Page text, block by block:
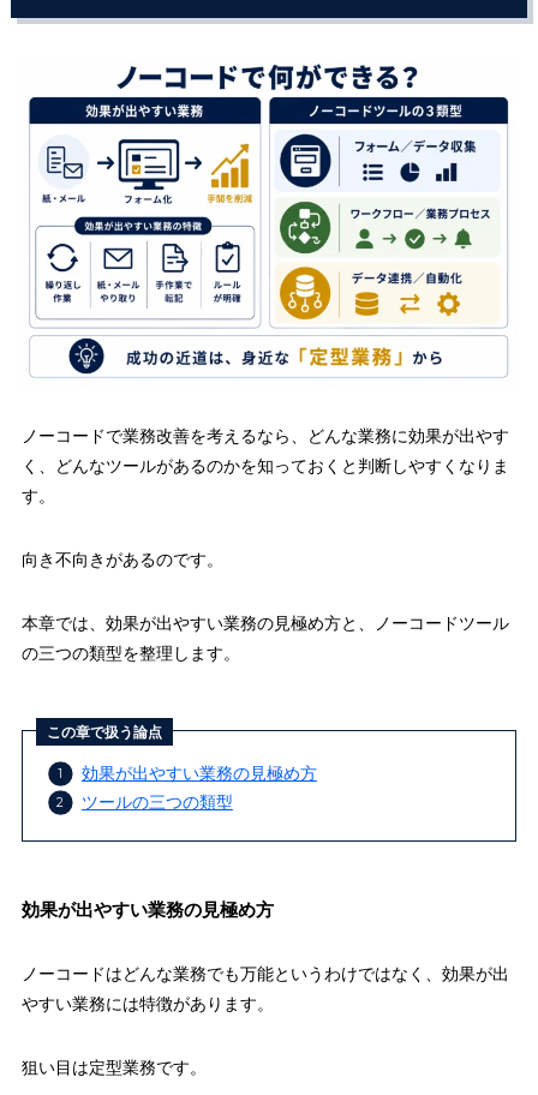
ノーコードで業務改善を考えるなら、どんな業務に効果が出やす
く、どんなツールがあるのかを知っておくと判断しやすくなりま
す。
向き不向きがあるのです。
本章では、効果が出やすい業務の見極め方と、ノーコードツール
の三つの類型を整理します。
この章で扱う論点
効果が出やすい業務の見極め方
ツールの三つの類型
効果が出やすい業務の見極め方
ノーコードはどんな業務でも万能というわけではなく、効果が出
やすい業務には特徴があります。
狙い目は定型業務です。